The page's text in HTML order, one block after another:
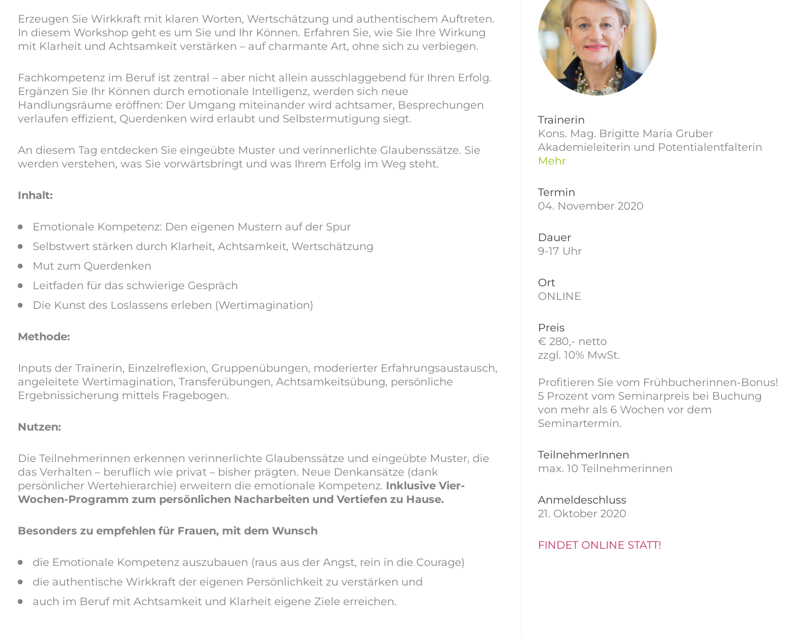
Erzeugen Sie Wirkkraft mit klaren Worten, Wertschätzung und authentischem Auftreten.
In diesem Workshop geht es um Sie und Ihr Können. Erfahren Sie, wie Sie Ihre Wirkung
mit Klarheit und Achtsamkeit verstärken – auf charmante Art, ohne sich zu verbiegen.
Fachkompetenz im Beruf ist zentral – aber nicht allein ausschlaggebend für Ihren Erfolg.
Ergänzen Sie Ihr Können durch emotionale Intelligenz, werden sich neue
Handlungsräume eröffnen: Der Umgang miteinander wird achtsamer, Besprechungen
verlaufen effizient, Querdenken wird erlaubt und Selbstermutigung siegt.
An diesem Tag entdecken Sie eingeübte Muster und verinnerlichte Glaubenssätze. Sie
werden verstehen, was Sie vorwärtsbringt und was Ihrem Erfolg im Weg steht.
Inhalt:
Emotionale Kompetenz: Den eigenen Mustern auf der Spur
Selbstwert stärken durch Klarheit, Achtsamkeit, Wertschätzung
Mut zum Querdenken
Leitfaden für das schwierige Gespräch
Die Kunst des Loslassens erleben (Wertimagination)
Methode:
Inputs der Trainerin, Einzelreflexion, Gruppenübungen, moderierter Erfahrungsaustausch,
angeleitete Wertimagination, Transferübungen, Achtsamkeitsübung, persönliche
Ergebnissicherung mittels Fragebogen.
Nutzen:
Die Teilnehmerinnen erkennen verinnerlichte Glaubenssätze und eingeübte Muster, die
das Verhalten – beruflich wie privat – bisher prägten. Neue Denkansätze (dank
persönlicher Wertehierarchie) erweitern die emotionale Kompetenz. Inklusive Vier-
Wochen-Programm zum persönlichen Nacharbeiten und Vertiefen zu Hause.
Besonders zu empfehlen für Frauen, mit dem Wunsch
die Emotionale Kompetenz auszubauen (raus aus der Angst, rein in die Courage)
die authentische Wirkkraft der eigenen Persönlichkeit zu verstärken und
auch im Beruf mit Achtsamkeit und Klarheit eigene Ziele erreichen.
Trainerin
Kons. Mag. Brigitte Maria Gruber
Akademieleiterin und Potentialentfalterin
Mehr
Termin
04. November 2020
Dauer
9-17 Uhr
Ort
ONLINE
Preis
€ 280,- netto
zzgl. 10% MwSt.
Profitieren Sie vom Frühbucherinnen-Bonus!
5 Prozent vom Seminarpreis bei Buchung
von mehr als 6 Wochen vor dem
Seminartermin.
TeilnehmerInnen
max. 10 Teilnehmerinnen
Anmeldeschluss
21. Oktober 2020
FINDET ONLINE STATT!